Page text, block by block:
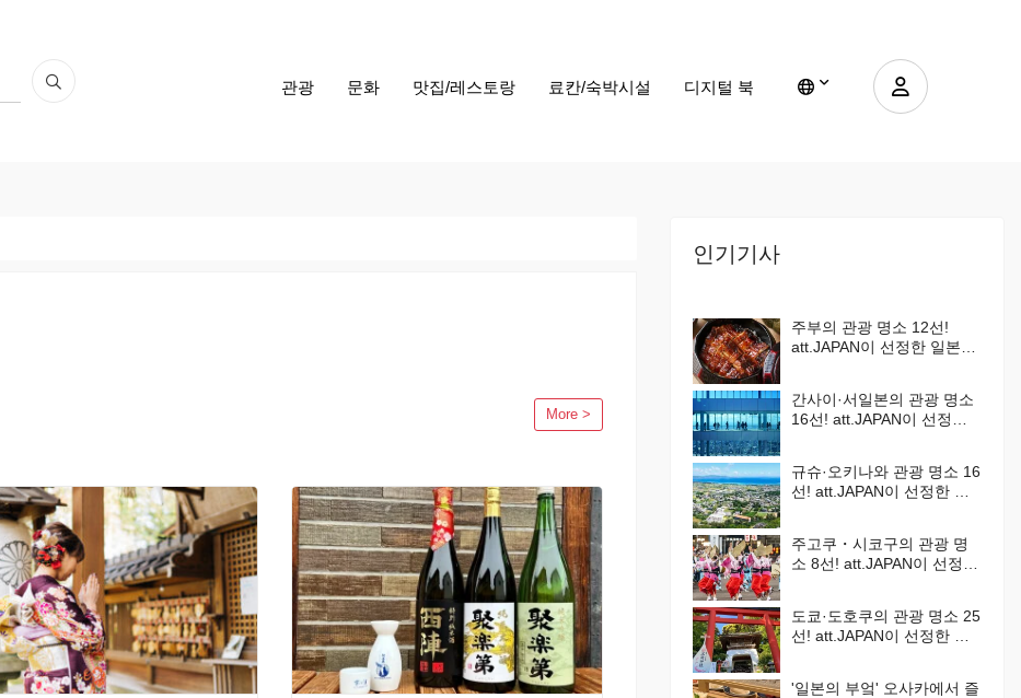
관광 문화 맛집/레스토랑 료칸/숙박시설 디지털 북
More >
인기기사
주부의 관광 명소 12선!
att.JAPAN이 선정한 일본에
간사이·서일본의 관광 명소
16선! att.JAPAN이 선정한
규슈·오키나와 관광 명소 16
선! att.JAPAN이 선정한 일
주고쿠・시코구의 관광 명
소 8선! att.JAPAN이 선정한
도쿄·도호쿠의 관광 명소 25
선! att.JAPAN이 선정한 일
'일본의 부엌' 오사카에서 즐